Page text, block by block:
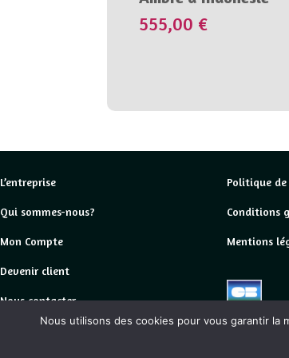
555,00 €
L’entreprise
Qui sommes-nous?
Mon Compte
Devenir client
Nous contacter
Politique
Conditions
Mentions
Nous utilisons des cookies pour vous garantir